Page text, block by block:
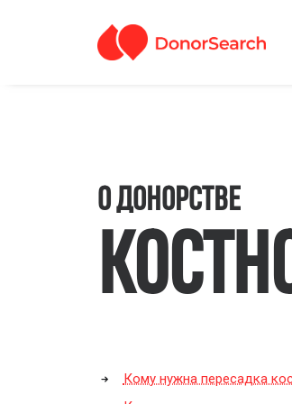
О ДОНОРСТВЕ
Кому нужна пересадка